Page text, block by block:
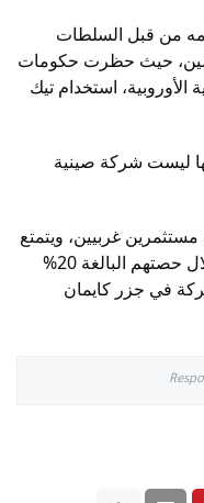
من قبل السلطات
حيث حظرت حكومات
الأوروبية، استخدام تيك
ليست شركة صينية
مستثمرين غربيين، ويتمتع
المؤسسون الصينيون بالسيطرة من خلال حصتهم البالغة 20%
في جزر كايمان